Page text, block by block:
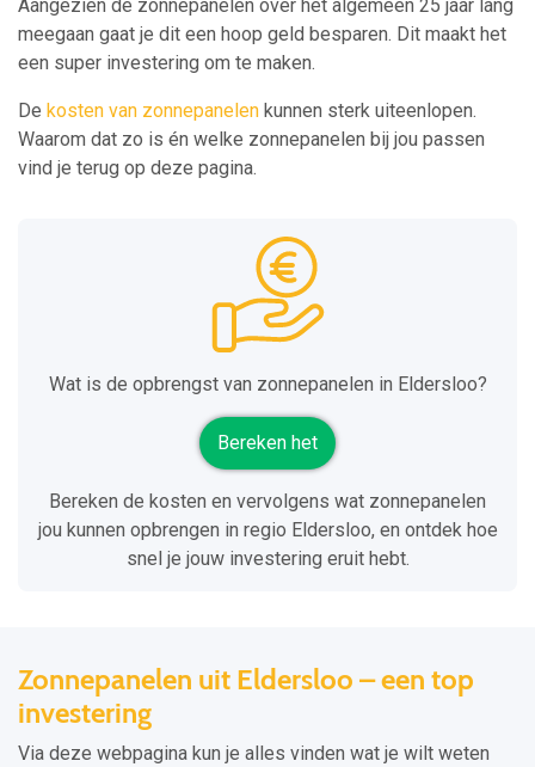
Aangezien de zonnepanelen over het algemeen 25 jaar lang
meegaan gaat je dit een hoop geld besparen. Dit maakt het
een super investering om te maken.
De kosten van zonnepanelen kunnen sterk uiteenlopen.
Waarom dat zo is én welke zonnepanelen bij jou passen
vind je terug op deze pagina.
Wat is de opbrengst van zonnepanelen in Eldersloo?
Bereken het
Bereken de kosten en vervolgens wat zonnepanelen
jou kunnen opbrengen in regio Eldersloo, en ontdek hoe
snel je jouw investering eruit hebt.
Zonnepanelen uit Eldersloo – een top
investering
Via deze webpagina kun je alles vinden wat je wilt weten